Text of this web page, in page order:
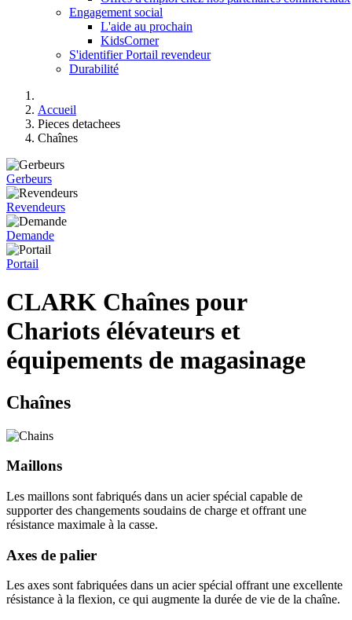
Engagement social
L'aide au prochain
KidsCorner
S'identifier Portail revendeur
Durabilité
Accueil
Pieces detachees
Chaînes
Gerbeurs
Revendeurs
Demande
Portail
CLARK Chaînes pour
Chariots élévateurs et
équipements de magasinage
Chaînes
Maillons
Les maillons sont fabriqués dans un acier spécial capable de
supporter des changements soudains de charge et offrant une
résistance maximale à la casse.
Axes de palier
Les axes sont fabriquées dans un acier spécial offrant une excellente
résistance à la flexion, ce qui augmente la durée de vie de la chaîne.